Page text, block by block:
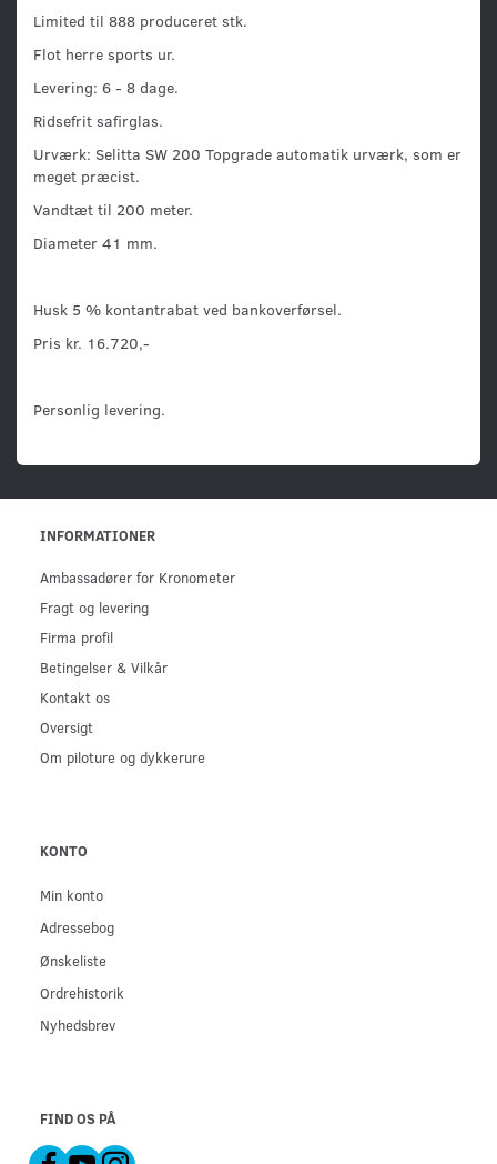
Limited til 888 produceret stk.
Flot herre sports ur.
Levering: 6 - 8 dage.
Ridsefrit safirglas.
Urværk: Selitta SW 200 Topgrade automatik urværk, som er
meget præcist.
Vandtæt til 200 meter.
Diameter 41 mm.
Husk 5 % kontantrabat ved bankoverførsel.
Pris kr. 16.720,-
Personlig levering.
INFORMATIONER
Ambassadører for Kronometer
Fragt og levering
Firma profil
Betingelser & Vilkår
Kontakt os
Oversigt
Om piloture og dykkerure
KONTO
Min konto
Adressebog
Ønskeliste
Ordrehistorik
Nyhedsbrev
FIND OS PÅ